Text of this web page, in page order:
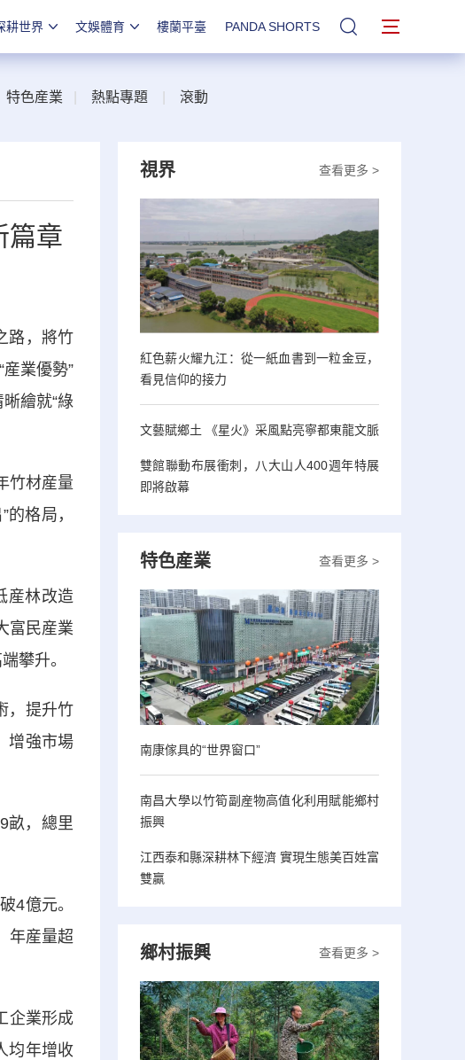
耕世界 文娛體育 樓蘭平臺 PANDA SHORTS 站內搜索
特色産業 熱點專題 滾動
篇章
路，將竹
業優勢”
繪就“綠
竹材産量
格局，
産林改造
富民産業
攀升。
，提升竹
增強市場
畝，總里
4億元。
年産量超
企業形成
均年增收
查看更多 >
視界
紅色薪火耀九江：從一紙血書到一粒金豆，
看見信仰的接力
文藝賦鄉土 《星火》采風點亮寧都東龍文脈
雙館聯動布展衝刺，八大山人400週年特展
即將啟幕
查看更多 >
特色産業
南康傢具的“世界窗口”
南昌大學以竹筍副産物高值化利用賦能鄉村
振興
江西泰和縣深耕林下經濟 實現生態美百姓富
雙贏
查看更多 >
鄉村振興